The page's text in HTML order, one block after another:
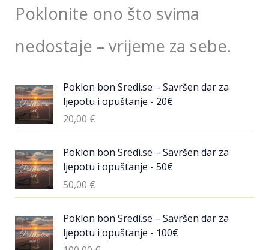
Poklonite ono što svima
nedostaje – vrijeme za sebe.
Poklon bon Sredi.se – Savršen dar za
ljepotu i opuštanje - 20€
20,00 €
Poklon bon Sredi.se – Savršen dar za
ljepotu i opuštanje - 50€
50,00 €
Poklon bon Sredi.se – Savršen dar za
ljepotu i opuštanje - 100€